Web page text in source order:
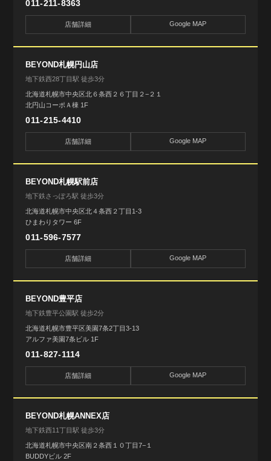
011-211-8363
店舗詳細 Google MAP
BEYOND札幌円山店
地下鉄西28丁目駅 徒歩3分
北海道札幌市中央区北６条西２６丁目２−２１
北円山コーポＡ棟 1F
011-215-4410
店舗詳細 Google MAP
BEYOND札幌駅前店
地下鉄さっぽろ駅 徒歩3分
北海道札幌市中央区北４条西２丁目1-3
ひまわりタワー 6F
011-596-7577
店舗詳細 Google MAP
BEYOND豊平店
地下鉄豊平公園駅 徒歩2分
北海道札幌市豊平区美園7条2丁目3-13
アルファ美園7条ビル 1F
011-827-1114
店舗詳細 Google MAP
BEYOND札幌ANNEX店
地下鉄西11丁目駅 徒歩3分
北海道札幌市中央区南２条西１０丁目7−１
BUDDYビル 2F